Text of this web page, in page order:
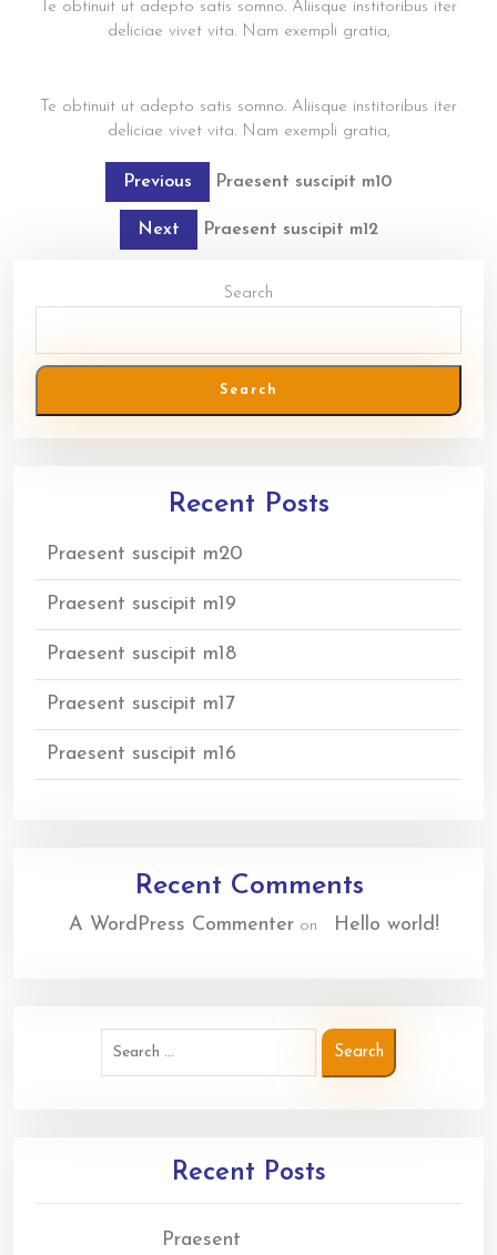
Te obtinuit ut adepto satis somno. Aliisque institoribus iter
deliciae vivet vita. Nam exempli gratia,
Te obtinuit ut adepto satis somno. Aliisque institoribus iter
deliciae vivet vita. Nam exempli gratia,
navigation
Previous
Previous
Praesent suscipit m10
Next
Next
Praesent suscipit m12
Search
Search
Recent Posts
Praesent suscipit m20
Praesent suscipit m19
Praesent suscipit m18
Praesent suscipit m17
Praesent suscipit m16
Recent Comments
A WordPress Commenter on Hello world!
Recent Posts
Praesent